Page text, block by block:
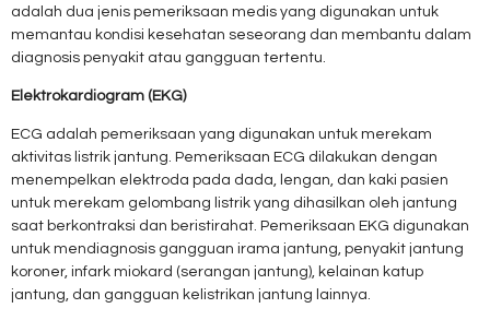
adalah dua jenis pemeriksaan medis yang digunakan untuk
memantau kondisi kesehatan seseorang dan membantu dalam
diagnosis penyakit atau gangguan tertentu.
Elektrokardiogram (EKG)
ECG adalah pemeriksaan yang digunakan untuk merekam
aktivitas listrik jantung. Pemeriksaan ECG dilakukan dengan
menempelkan elektroda pada dada, lengan, dan kaki pasien
untuk merekam gelombang listrik yang dihasilkan oleh jantung
saat berkontraksi dan beristirahat. Pemeriksaan EKG digunakan
untuk mendiagnosis gangguan irama jantung, penyakit jantung
koroner, infark miokard (serangan jantung), kelainan katup
jantung, dan gangguan kelistrikan jantung lainnya.